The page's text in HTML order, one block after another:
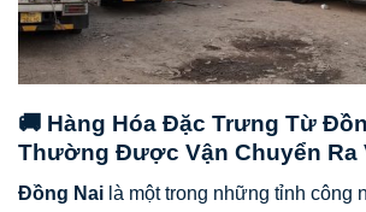
🚚 Hàng Hóa Đặc Trưng Từ
Thường Được Vận Chuyển Ra
Đồng Nai là một trong những tỉnh công